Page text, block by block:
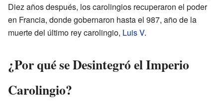
Diez años después, los carolingios recuperaron el poder
en Francia, donde gobernaron hasta el 987, año de la
muerte del último rey carolingio, Luis V.
¿Por qué se Desintegró el Imperio
Carolingio?